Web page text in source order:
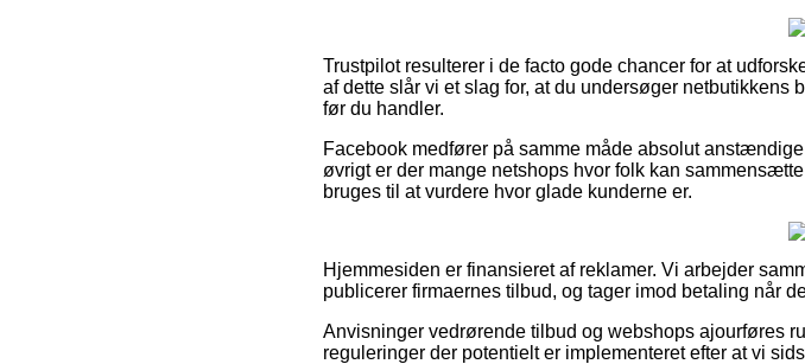
Trustpilot resulterer i de facto gode chancer for at
af dette slår vi et slag for, at du undersøger
før du handler.
Facebook medfører på samme måde absolut
øvrigt er der mange netshops hvor folk kan
bruges til at vurdere hvor glade kunderne er.
Hjemmesiden er finansieret af reklamer. Vi arbejder
publicerer firmaernes tilbud, og tager imod betaling når
Anvisninger vedrørende tilbud og webshops ajourføres
reguleringer der potentielt er implementeret efter at vi